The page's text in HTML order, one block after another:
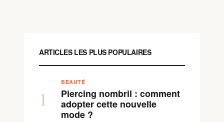
ARTICLES LES PLUS POPULAIRES
1
BEAUTÉ
Piercing nombril : comment
adopter cette nouvelle
mode ?